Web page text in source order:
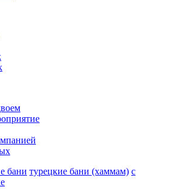
бани турецкие бани (хаммам) с